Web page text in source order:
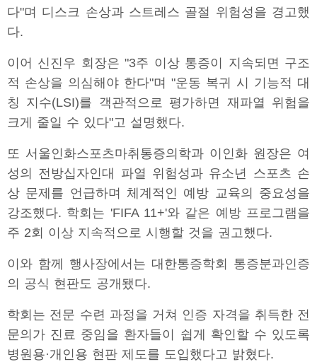
다"며 디스크 손상과 스트레스 골절 위험성을 경고했
다.
이어 신진우 회장은 "3주 이상 통증이 지속되면 구조
적 손상을 의심해야 한다"며 "운동 복귀 시 기능적 대
칭 지수(LSI)를 객관적으로 평가하면 재파열 위험을
크게 줄일 수 있다"고 설명했다.
또 서울인화스포츠마취통증의학과 이인화 원장은 여
성의 전방십자인대 파열 위험성과 유소년 스포츠 손
상 문제를 언급하며 체계적인 예방 교육의 중요성을
강조했다. 학회는 'FIFA 11+'와 같은 예방 프로그램을
주 2회 이상 지속적으로 시행할 것을 권고했다.
이와 함께 행사장에서는 대한통증학회 통증분과인증
의 공식 현판도 공개됐다.
학회는 전문 수련 과정을 거쳐 인증 자격을 취득한 전
문의가 진료 중임을 환자들이 쉽게 확인할 수 있도록
병원용·개인용 현판 제도를 도입했다고 밝혔다.